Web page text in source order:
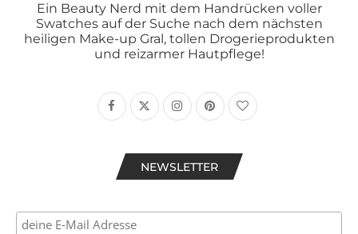
Ein Beauty Nerd mit dem Handrücken voller
Swatches auf der Suche nach dem nächsten
heiligen Make-up Gral, tollen Drogerieprodukten
und reizarmer Hautpflege!
NEWSLETTER